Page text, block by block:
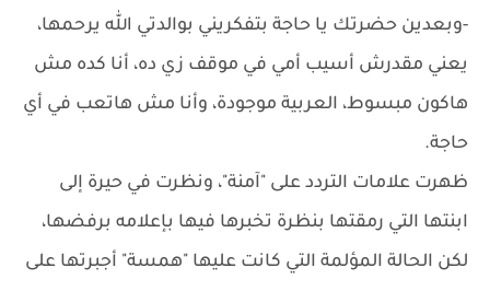
-وبعدين حضرتك يا حاجة بتفكريني بوالدتي الله يرحمها،
يعني مقدرش أسيب أمي في موقف زي ده، أنا كده مش
هاكون مبسوط، العربية موجودة، وأنا مش هاتعب في أي
حاجة.
ظهرت علامات التردد على "آمنة"، ونظرت في حيرة إلى
ابنتها التي رمقتها بنظرة تخبرها فيها بإعلامه برفضها،
لكن الحالة المؤلمة التي كانت عليها "همسة" أجبرتها على